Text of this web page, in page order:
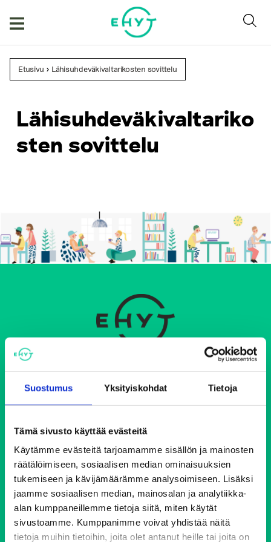
Suostumus Yksityiskohdat Tietoja
Tämä sivusto käyttää evästeitä
Käytämme evästeitä tarjoamamme sisällön ja mainosten
räätälöimiseen, sosiaalisen median ominaisuuksien
tukemiseen ja kävijämäärämme analysoimiseen. Lisäksi
jaamme sosiaalisen median, mainosalan ja analytiikka-
alan kumppaneillemme tietoja siitä, miten käytät
sivustoamme. Kumppanimme voivat yhdistää näitä
tietoja muihin tietoihin, joita olet antanut heille tai joita on
Etusivu > Lähisuhdeväkivaltarikosten sovittelu
Lähisuhdeväkivaltariko
sten sovittelu
Ehkäisevä päihdetyö EHYT ry
00510 Helsinki
Aluetoimistot>>
Päihdeneuvonta
Puh. 0800 900 45